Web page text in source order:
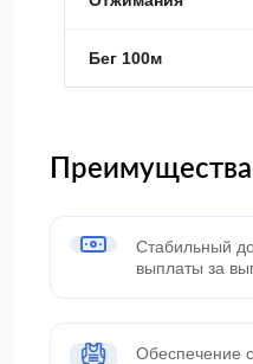
Бег 100м
Стабильный
выплаты за
Обеспечение